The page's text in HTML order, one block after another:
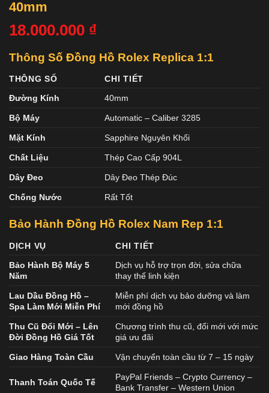
40mm
18.000.000 ₫
Thông Số Đồng Hồ Rolex Replica 1:1
THÔNG SỐ
CHI TIẾT
Đường Kính
40mm
Bộ Máy Automatic – Caliber 3285
Mặt Kính Sapphire Nguyên Khối
Chất Liệu Thép Cao Cấp 904L
Dây Đeo Dây Đeo Thép Đúc
Chống Nước Rất Tốt
Bảo Hành Đồng Hồ Rolex Nam Rep 1:1
DỊCH VỤ
CHI TIẾT
Bảo Hành Bộ Máy 5
Năm
Dịch vụ hỗ trợ trọn đời, sửa chữa
thay thế linh kiện
Lau Dầu Đồng Hồ –
Spa Làm Mới Miễn Phí
Miễn phí dịch vụ bảo dưỡng và làm
mới đồng hồ
Thu Cũ Đổi Mới – Lên
Đời Đồng Hồ Giá Tốt
Chương trình thu cũ, đổi mới với mức
giá ưu đãi
Giao Hàng Toàn Cầu Vận chuyển toàn cầu từ 7 – 15 ngày
Thanh Toán Quốc Tế
PayPal Friends – Crypto Currency –
Bank Transfer – Western Union